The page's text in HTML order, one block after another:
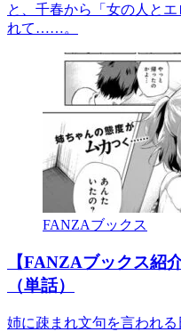
と、千春から「女の人と
れて……。
FANZAブックス
【FANZAブックス紹
（単話）
姉に疎まれ文句を言われ